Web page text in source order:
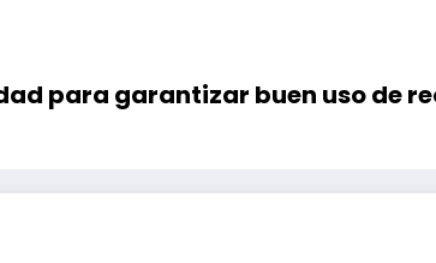
para garantizar buen uso de